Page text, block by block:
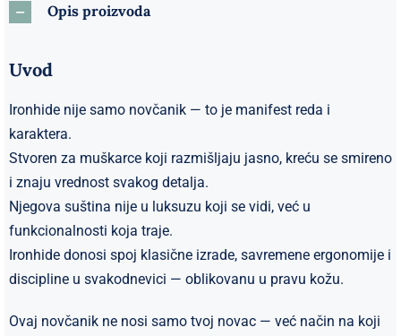
Opis proizvoda
Uvod
Ironhide nije samo novčanik — to je manifest reda i
karaktera.
Stvoren za muškarce koji razmišljaju jasno, kreću se smireno
i znaju vrednost svakog detalja.
Njegova suština nije u luksuzu koji se vidi, već u
funkcionalnosti koja traje.
Ironhide donosi spoj klasične izrade, savremene ergonomije i
discipline u svakodnevici — oblikovanu u pravu kožu.
Ovaj novčanik ne nosi samo tvoj novac — već način na koji